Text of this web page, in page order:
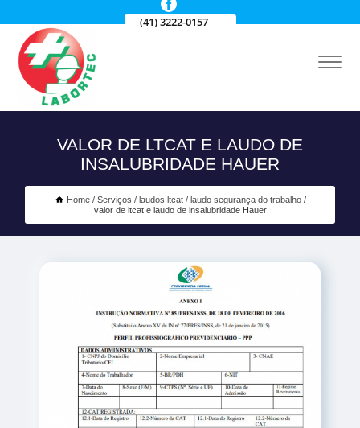
(41) 3222-0157
VALOR DE LTCAT E LAUDO DE
INSALUBRIDADE HAUER
Home Serviços laudos ltcat
laudo segurança do trabalho
valor de ltcat e laudo de insalubridade Hauer